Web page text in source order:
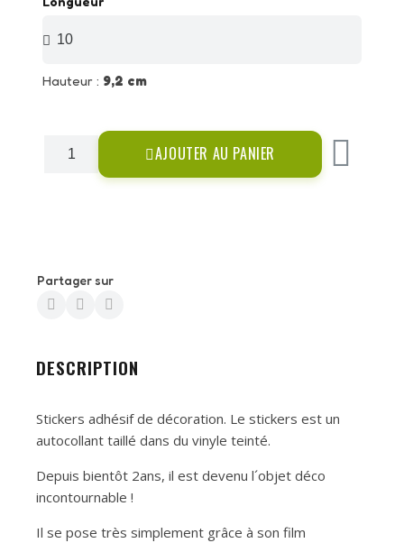
Hauteur : 9,2 cm
AJOUTER AU PANIER
Partager sur
DESCRIPTION
Stickers adhésif de décoration. Le stickers est un
autocollant taillé dans du vinyle teinté.
Depuis bientôt 2ans, il est devenu l´objet déco
incontournable !
Il se pose très simplement grâce à son film